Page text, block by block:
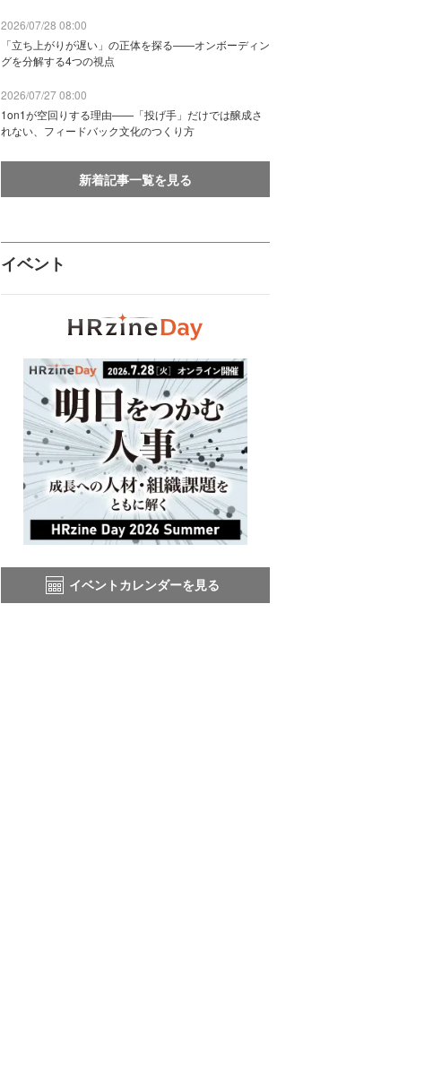
2026/07/28 08:00
「立ち上がりが遅い」の正体を探る——オンボーディン
グを分解する4つの視点
2026/07/27 08:00
1on1が空回りする理由——「投げ手」だけでは醸成さ
れない、フィードバック文化のつくり方
新着記事一覧を見る
イベント
イベントカレンダーを見る